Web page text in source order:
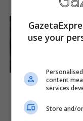
Think Your Crush
Notice You?
use your
content
services
Store and/